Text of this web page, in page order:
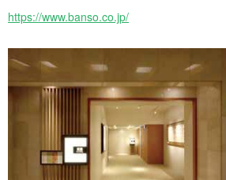
https://www.banso.co.jp/